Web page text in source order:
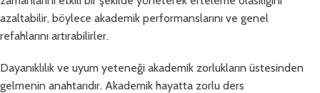
azaltabilir, böylece akademik performanslarını ve genel
refahlarını artırabilirler.
Dayanıklılık ve uyum yeteneği akademik zorlukların üstesinden
gelmenin anahtarıdır. Akademik hayatta zorlu ders